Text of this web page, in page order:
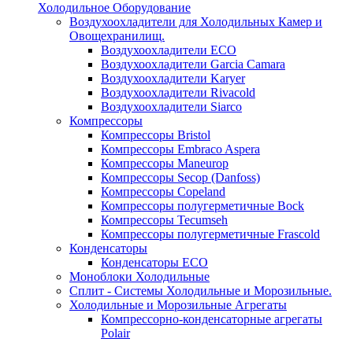
Холодильное Оборудование
Воздухоохладители для Холодильных Камер и
Овощехранилищ.
Воздухоохладители ECO
Воздухоохладители Garcia Camara
Воздухоохладители Karyer
Воздухоохладители Rivacold
Воздухоохладители Siarco
Компрессоры
Компрессоры Bristol
Компрессоры Embraco Aspera
Компрессоры Maneurop
Компрессоры Secop (Danfoss)
Компрессоры Copeland
Компрессоры полугерметичные Bock
Компрессоры Tecumseh
Компрессоры полугерметичные Frascold
Конденсаторы
Конденсаторы ECO
Моноблоки Холодильные
Сплит - Системы Холодильные и Морозильные.
Холодильные и Морозильные Агрегаты
Компрессорно-конденсаторные агрегаты
Polair